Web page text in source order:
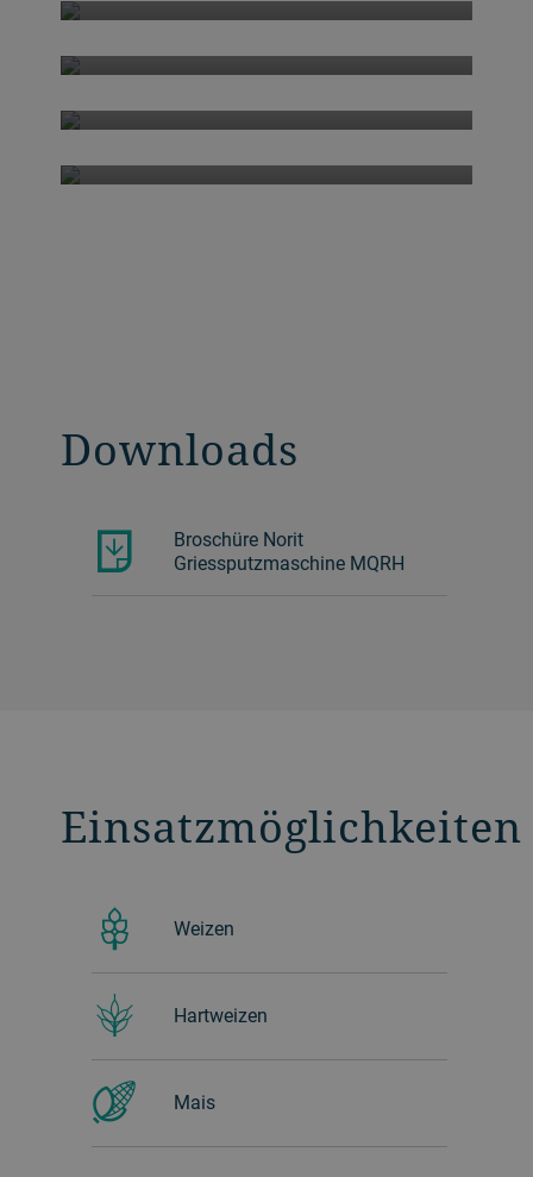
Antimicrobial resistance
Hygienic design
Downloads
Broschüre Norit
Griessputzmaschine MQRH
Einsatzmöglichkeiten
Weizen
Hartweizen
Mais